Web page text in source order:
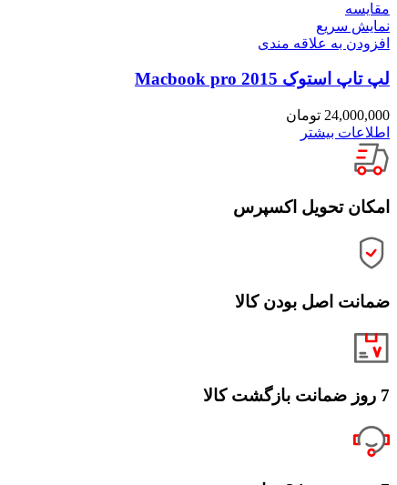
مقايسه
نمایش سریع
افزودن به علاقه مندی
لپ تاپ استوک Macbook pro 2015
24,000,000 تومان
اطلاعات بیشتر
امکان تحویل اکسپرس
ضمانت اصل بودن کالا
7 روز ضمانت بازگشت کالا